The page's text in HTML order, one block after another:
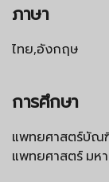
ภาษา
ไทย,อังกฤษ
การศึกษา
แพทยศาสตร์บัณ
แพทยศาสตร์ มห